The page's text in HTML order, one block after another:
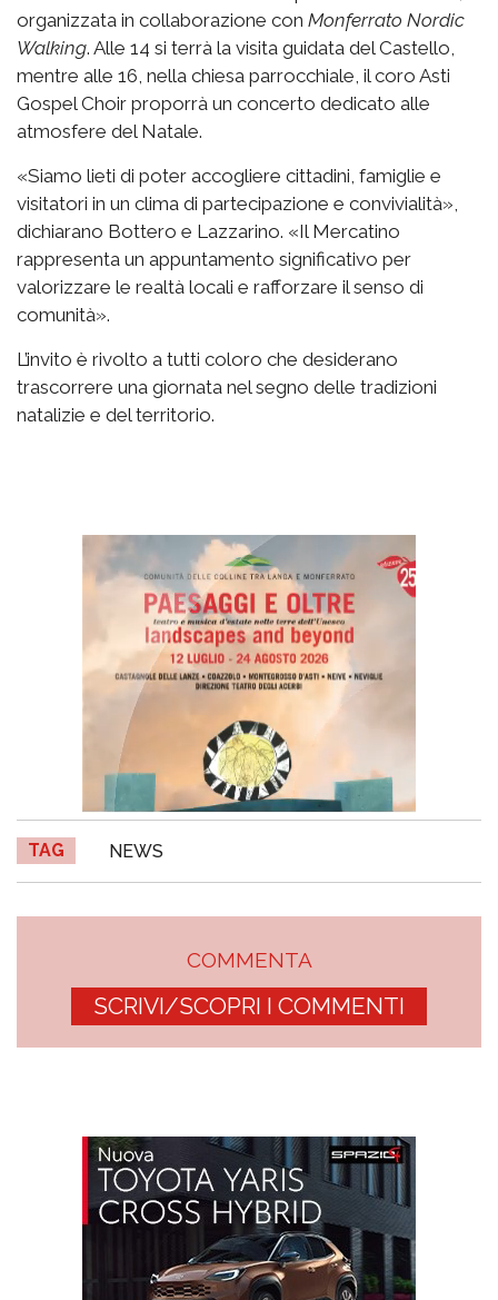
organizzata in collaborazione con Monferrato Nordic
Walking. Alle 14 si terrà la visita guidata del Castello,
mentre alle 16, nella chiesa parrocchiale, il coro Asti
Gospel Choir proporrà un concerto dedicato alle
atmosfere del Natale.
«Siamo lieti di poter accogliere cittadini, famiglie e
visitatori in un clima di partecipazione e convivialità»,
dichiarano Bottero e Lazzarino. «Il Mercatino
rappresenta un appuntamento significativo per
valorizzare le realtà locali e rafforzare il senso di
comunità».
L’invito è rivolto a tutti coloro che desiderano
trascorrere una giornata nel segno delle tradizioni
natalizie e del territorio.
TAG NEWS
COMMENTA
SCRIVI/SCOPRI I COMMENTI